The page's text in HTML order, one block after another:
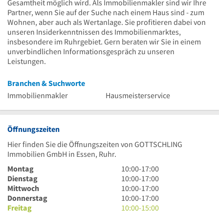
Gesamtheit möglich wird. Als Immobilienmakler sind wir Ihre
Partner, wenn Sie auf der Suche nach einem Haus sind - zum
Wohnen, aber auch als Wertanlage. Sie profitieren dabei von
unseren Insiderkenntnissen des Immobilienmarktes,
insbesondere im Ruhrgebiet. Gern beraten wir Sie in einem
unverbindlichen Informationsgespräch zu unseren
Leistungen.
Branchen & Suchworte
Immobilienmakler
Hausmeisterservice
Öffnungszeiten
Hier finden Sie die Öffnungszeiten von GOTTSCHLING
Immobilien GmbH in Essen, Ruhr.
Montag
10
Uhr
bis
17
Uhr
10:00-17:00
Dienstag
10
Uhr
bis
17
10:00-17:00
Mittwoch
10
Uhr
bis
10:00-17:00
Donnerstag
10
Uhr
10:00-17:00
Freitag
10
10:00-15:00